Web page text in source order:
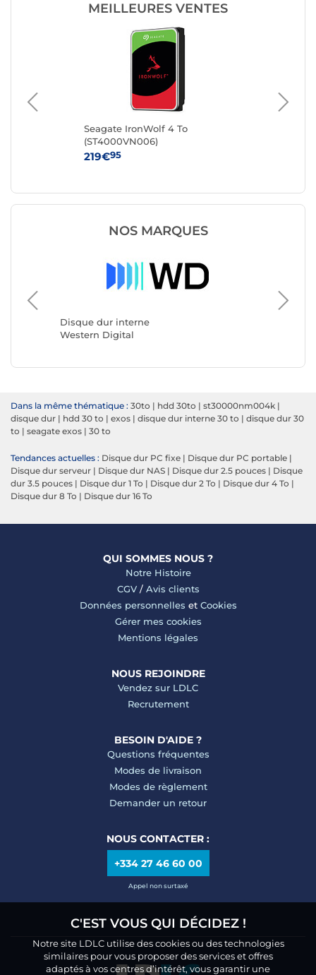
C'EST VOUS QUI DÉCIDEZ !
Notre site LDLC utilise des cookies ou des technologies
similaires pour vous proposer des services et offres
adaptés à vos centres d’intérêt, vous garantir une
MEILLEURES VENTES
Seagate IronWolf 4 To
(ST4000VN006)
219€95
NOS MARQUES
Disque dur interne
Western Digital
Dans la même thématique : 30to | hdd 30to | st30000nm004k |
disque dur | hdd 30 to | exos | disque dur interne 30 to | disque dur 30
to | seagate exos | 30 to
Tendances actuelles : Disque dur PC fixe | Disque dur PC portable |
Disque dur serveur | Disque dur NAS | Disque dur 2.5 pouces | Disque
dur 3.5 pouces | Disque dur 1 To | Disque dur 2 To | Disque dur 4 To |
Disque dur 8 To | Disque dur 16 To
QUI SOMMES NOUS ?
Notre Histoire
CGV/ Avis clients
Données personnelles et Cookies
Gérer mes cookies
Mentions légales
NOUS REJOINDRE
Vendez sur LDLC
Recrutement
BESOIN D'AIDE ?
Questions fréquentes
Modes de livraison
Modes de règlement
Demander un retour
NOUS CONTACTER :
+334 27 46 60 00
Appel non surtaxé